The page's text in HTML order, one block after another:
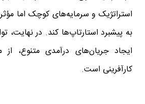
استراتژیک و سرمایه‌های کوچک اما
به پیشبرد استارتاپ‌ها کند. در نهایت،
ایجاد جریان‌های درآمدی متنوع،
کارآفرینی است.